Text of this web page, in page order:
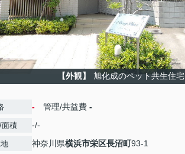
【外観】 旭化成のペット共生住宅
- 管理/共益費 -
面積 -/-
神奈川県横浜市栄区長沼町93-1